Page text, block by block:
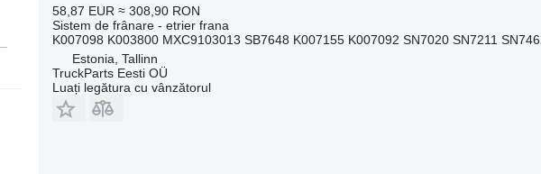
58,87 EUR ≈ 308,90 RON
Sistem de frânare - etrier frana
K007098 K003800 MXC9103013 SB7648 K007155 K007092 SN7020 SN7211
Estonia, Tallinn
TruckParts Eesti OÜ
Luați legătura cu vânzătorul